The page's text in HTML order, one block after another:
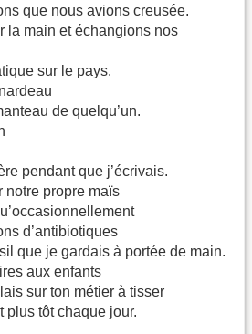
que nous avions creusée.
la main et échangions nos
sur le pays.
de quelqu’un.
pendant que j’écrivais.
notre propre maïs
d’antibiotiques
que je gardais à portée de main.
aux enfants
sur ton métier à tisser
plus tôt chaque jour.